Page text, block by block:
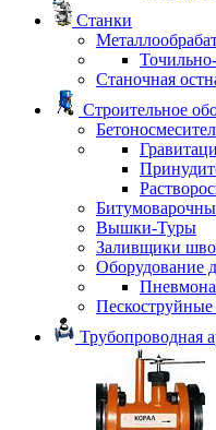
Станки
Станочная
Строительное
Вышки-Туры
Заливщики
Оборудование
Трубопроводная